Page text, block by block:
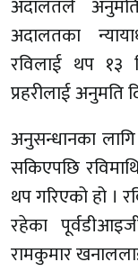
अदालतले
अदालतका
रविलाई थप १३
प्रहरीलाई अनुमति
अनुसन्धानका
सकिएपछि
थप गरिएको हो ।
रहेका
रामकुमार